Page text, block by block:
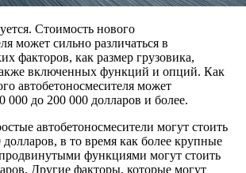
Стоимость нового
может сильно различаться в
факторов, как размер грузовика,
включенных функций и опций. Как
автобетоносмесителя может
000 до 200 000 долларов и более.
автобетоносмесители могут стоить
в то время как более крупные
функциями могут стоить
Другие факторы, которые могут